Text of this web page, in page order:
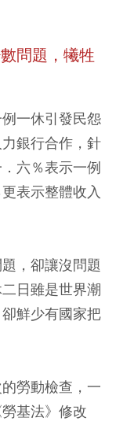
問題，犧牲
一休引發民怨
銀行合作，針
六％表示一例
表示整體收入
，卻讓沒問題
日雖是世界潮
鮮少有國家把
勞動檢查，一
基法》修改